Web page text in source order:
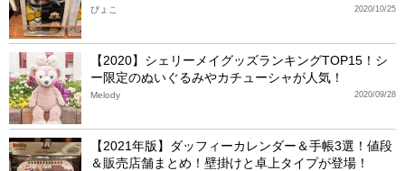
2020/10/25
ぴょこ
【2020】シェリーメイグッズランキングTOP15！シ
ー限定のぬいぐるみやカチューシャが人気！
2020/09/28
Melody
【2021年版】ダッフィーカレンダー＆手帳3選！値段
＆販売店舗まとめ！壁掛けと卓上タイプが登場！